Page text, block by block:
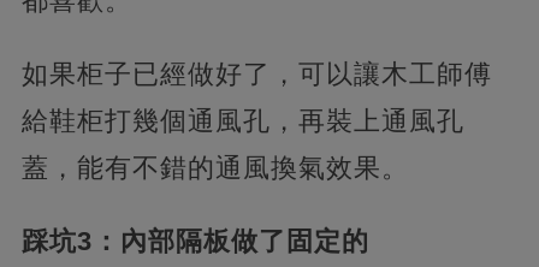
如果柜子已經做好了，可以讓木工師傅
給鞋柜打幾個通風孔，再裝上通風孔
蓋，能有不錯的通風換氣效果。
踩坑3：內部隔板做了固定的